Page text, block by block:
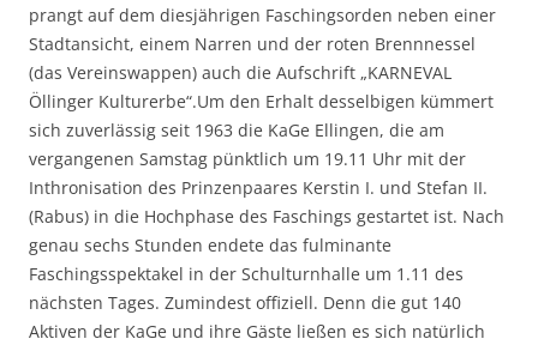
prangt auf dem diesjährigen Faschingsorden neben einer
Stadtansicht, einem Narren und der roten Brennnessel
(das Vereinswappen) auch die Aufschrift „KARNEVAL
Öllinger Kulturerbe“.Um den Erhalt desselbigen kümmert
sich zuverlässig seit 1963 die KaGe Ellingen, die am
vergangenen Samstag pünktlich um 19.11 Uhr mit der
Inthronisation des Prinzenpaares Kerstin I. und Stefan II.
(Rabus) in die Hochphase des Faschings gestartet ist. Nach
genau sechs Stunden endete das fulminante
Faschingsspektakel in der Schulturnhalle um 1.11 des
nächsten Tages. Zumindest offiziell. Denn die gut 140
Aktiven der KaGe und ihre Gäste ließen es sich natürlich